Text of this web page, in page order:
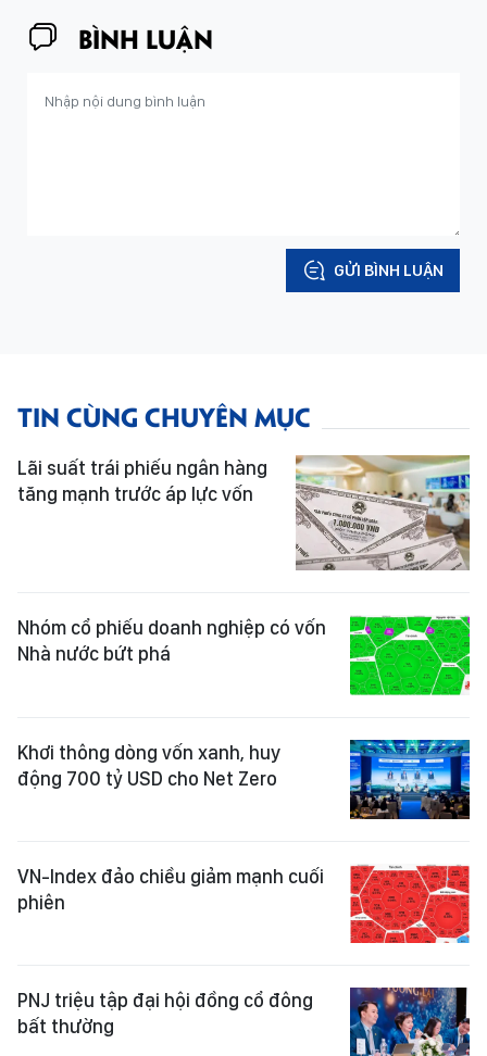
BÌNH LUẬN
GỬI BÌNH LUẬN
TIN CÙNG CHUYÊN MỤC
Lãi suất trái phiếu ngân hàng
tăng mạnh trước áp lực vốn
Nhóm cổ phiếu doanh nghiệp có vốn
Nhà nước bứt phá
Khơi thông dòng vốn xanh, huy
động 700 tỷ USD cho Net Zero
VN-Index đảo chiều giảm mạnh cuối
phiên
PNJ triệu tập đại hội đồng cổ đông
bất thường